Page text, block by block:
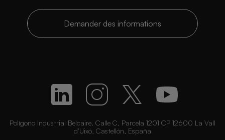
Demander des informations
Polígono Industrial Belcaire. Calle C, Parcela 1201 CP 12600 La Vall
d’Uixó, Castellón, España